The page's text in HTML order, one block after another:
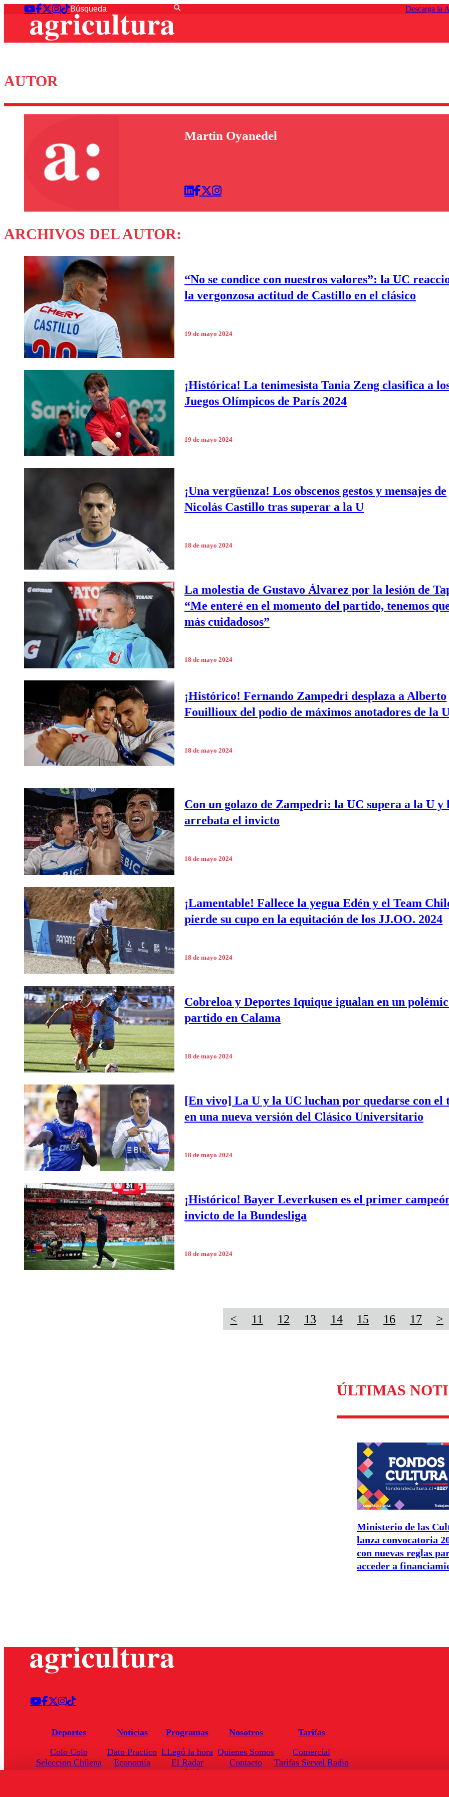
Descarga la
AUTOR
Martin Oyanedel
ARCHIVOS DEL AUTOR:
“No se condice con nuestros valores”: la UC
la vergonzosa actitud de Castillo en el clásico
19 de mayo 2024
¡Histórica! La tenimesista Tania Zeng clasifica a
Juegos Olímpicos de París 2024
19 de mayo 2024
¡Una vergüenza! Los obscenos gestos y mensajes de
Nicolás Castillo tras superar a la U
18 de mayo 2024
La molestia de Gustavo Álvarez por la lesión de
“Me enteré en el momento del partido, tenemos
más cuidadosos”
18 de mayo 2024
¡Histórico! Fernando Zampedri desplaza a Alberto
Fouillioux del podio de máximos anotadores de la
18 de mayo 2024
Con un golazo de Zampedri: la UC supera a la U y
arrebata el invicto
18 de mayo 2024
¡Lamentable! Fallece la yegua Edén y el Team
pierde su cupo en la equitación de los JJ.OO. 2024
18 de mayo 2024
Cobreloa y Deportes Iquique igualan en un
partido en Calama
18 de mayo 2024
[En vivo] La U y la UC luchan por quedarse con el
en una nueva versión del Clásico Universitario
18 de mayo 2024
¡Histórico! Bayer Leverkusen es el primer
invicto de la Bundesliga
18 de mayo 2024
< 11 12 13 14 15 16 17 >
ÚLTIMAS
Ministerio de las
lanza convocatoria
con nuevas reglas
acceder a
Deportes
Colo Colo
Seleccion Chilena
Noticias
Dato Practico
Economía
Programas
LLegó la hora
El Radar
Enfoqué Público
Nosotros
Quienes Somos
Contacto
Tarifas
Comercial
Tarifas Servel Radio